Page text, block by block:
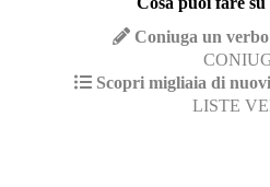
Coniuga un
Scopri migliaia di
LISTE